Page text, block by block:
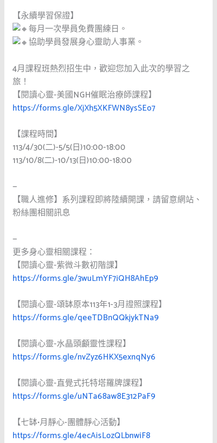
【永續學習保證】
每月一次學員免費團練日。
協助學員發展身心靈助人事業。
4月課程班熱烈招生中，歡迎您加入此次的學習之
旅！
【閱讀心靈-美國NGH催眠治療師課程】
https://forms.gle/XjXh5XKFWN8ysSEo7
【課程時間】
113/4/30(二)-5/5(日)10:00-18:00
113/10/8(二)-10/13(日)10:00-18:00
—
【職人進修】系列課程即將陸續開課，請留意網站、
粉絲團相關訊息
—
更多身心靈相關課程：
【閱讀心靈-紫微斗數初階課】
https://forms.gle/3wuLmYF7iQH8AhEp9
【閱讀心靈-頌缽原本113年1-3月證照課程】
https://forms.gle/qeeTDBnQQkjykTNa9
【閱讀心靈-水晶頭顱靈性課程】
https://forms.gle/nvZyz6HKX5exnqNy6
【閱讀心靈-直覺式托特塔羅牌課程】
https://forms.gle/uNTa68aw8E312PaF9
【七缽•月靜心-團體靜心活動】
https://forms.gle/4ecAisLozQLbnwiF8